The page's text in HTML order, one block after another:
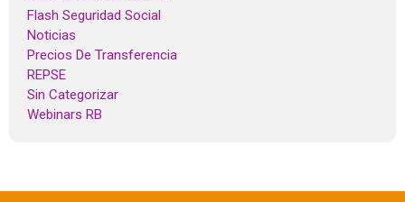
Flash Seguridad Social
Noticias
Precios De Transferencia
REPSE
Sin Categorizar
Webinars RB